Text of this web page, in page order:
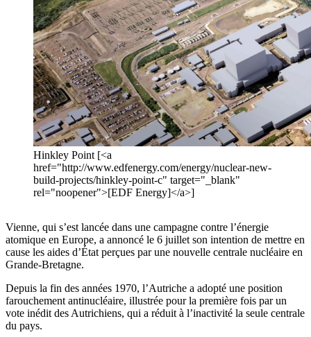
Hinkley Point [<a
href="http://www.edfenergy.com/energy/nuclear-new-
build-projects/hinkley-point-c" target="_blank"
rel="noopener">[EDF Energy]</a>]
Vienne, qui s’est lancée dans une campagne contre l’énergie
atomique en Europe, a annoncé le 6 juillet son intention de mettre en
cause les aides d’État perçues par une nouvelle centrale nucléaire en
Grande-Bretagne.
Depuis la fin des années 1970, l’Autriche a adopté une position
farouchement antinucléaire, illustrée pour la première fois par un
vote inédit des Autrichiens, qui a réduit à l’inactivité la seule centrale
du pays.